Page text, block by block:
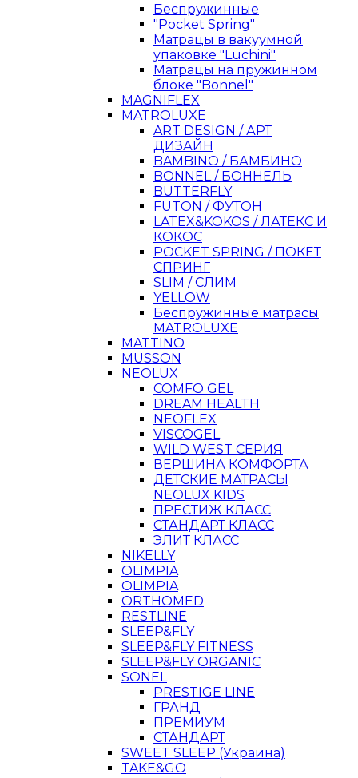
Беспружинные
"Pocket Spring"
Матрацы в вакуумной
упаковке "Luchini"
Матрацы на пружинном
блоке "Bonnel"
MAGNIFLEX
MATROLUXE
ART DESIGN / АРТ
ДИЗАЙН
BAMBINO / БАМБИНО
BONNEL / БОННЕЛЬ
BUTTERFLY
FUTON / ФУТОН
LATEX&KOKOS / ЛАТЕКС И
КОКОС
POCKET SPRING / ПОКЕТ
СПРИНГ
SLIM / СЛИМ
YELLOW
Беспружинные матрасы
MATROLUXE
MATTINO
MUSSON
NEOLUX
COMFO GEL
DREAM HEALTH
NEOFLEX
VISCOGEL
WILD WEST СЕРИЯ
ВЕРШИНА КОМФОРТА
ДЕТСКИЕ МАТРАСЫ
NEOLUX KIDS
ПРЕСТИЖ КЛАСС
СТАНДАРТ КЛАСС
ЭЛИТ КЛАСС
NIKELLY
OLIMPIA
OLIMPIA
ORTHOMED
RESTLINE
SLEEP&FLY
SLEEP&FLY FITNESS
SLEEP&FLY ORGANIC
SONEL
PRESTIGE LINE
ГРАНД
ПРЕМИУМ
СТАНДАРТ
SWEET SLEEP (Украина)
TAKE&GO